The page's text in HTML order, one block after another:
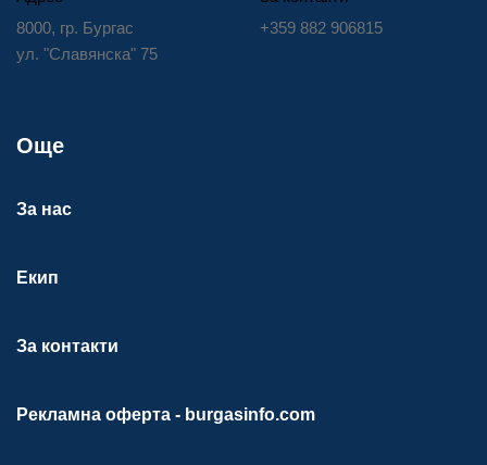
8000, гр. Бургас
ул. "Славянска" 75
+359 882 906815
Още
За нас
Екип
За контакти
Рекламна оферта - burgasinfo.com